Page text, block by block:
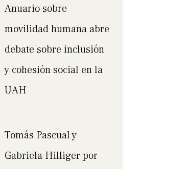
Anuario sobre
movilidad humana abre
debate sobre inclusión
y cohesión social en la
UAH
Tomás Pascual y
Gabriela Hilliger por